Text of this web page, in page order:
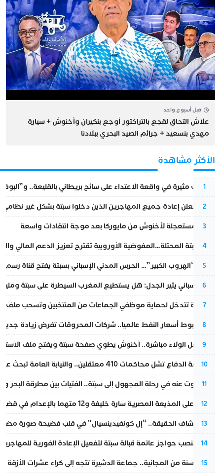
قبل أسبوع واحد
علاش التحاق لقجع بالتراكتور أوجع بنكيران وأخنوش + سيارة
مهدي بنسعيد + جرائم الصيد البحري ببلادنا
الأكثر مشاهدة
1
تطورات مثيرة في واقعة الاعتداء على سائح بريطاني بالقليعة..
2
إسبانيا تعلن إعادة جميع المهاجرين الذين دخلوا سبتة بشكل غير
3
عودة مستعجلة لأخنوش من مايوركا بعد موجة انتقادات واسعة
4
أزمة سبتة المحتلة…المفوضية الأوروبية تقترح تعزيز الدعم المالي
5
عملية “الهروب الكبير”… الحرس المدني الإسباني بسبتة يفتح قناة
6
تقرير إسباني يثير الجدل: هل يستطيع المغرب السيطرة على سبتة
7
الداخلية تتدخل لحماية موظفي الجماعات من المنتخبين وتسحب ملف
8
رغم هبوط أسعار النفط عالميا.. شركات المحروقات تفرض زيادة
9
بعد حفل الولاء مباشرة.. أخنوش يطوي صفحة سبتة ويفتح ملف
10
مقاطعة الدفاع تشل محاكمات 410 معتقلين.. والنيابة العامة تبحث عن حل قانوني
11
المسكوت عنه في رحلة المجهول إلى سبتة.. الفتيات بين مطرقة البحر
12
الحكم على المذيعة المصرية سارة خليفة و12 متهما بالإعدام في قضية هزت بلاد الفراعنة
13
بعد انكشاف الحقيقة.. “إل كونفيدينسيال” في قلب فضيحة صورة
14
إسبانيا تنصب حواجز عائمة قبالة سبتة لتفعيل الإعادة الفورية للمهاجرين
15
بعد 13 سنة من المجانية.. جماعة الدشيرة تتجه إلى كراء عشرات الأزقة و”الشوارع”.. هل أصبح المواطن الحل الأسهل لسد عجز المداخيل؟